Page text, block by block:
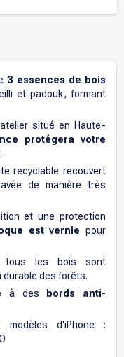
3 essences de bois
et padouk, formant
situé en Haute-
protégera votre
recyclable recouvert
de manière très
et une protection
est vernie pour
les bois sont
durable des forêts.
à des
bords anti-
d'iPhone :